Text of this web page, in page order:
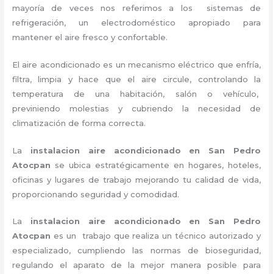
mayoría de veces nos referimos a los sistemas de
refrigeración, un electrodoméstico apropiado para
mantener el aire fresco y confortable.
El aire acondicionado es un mecanismo eléctrico que enfría,
filtra, limpia y hace que el aire circule, controlando la
temperatura de una habitación, salón o vehículo,
previniendo molestias y cubriendo la necesidad de
climatización de forma correcta.
La instalacion aire acondicionado en San Pedro
Atocpan se ubica estratégicamente en hogares, hoteles,
oficinas y lugares de trabajo mejorando tu calidad de vida,
proporcionando seguridad y comodidad.
La instalacion aire acondicionado en San Pedro
Atocpan es un
trabajo que realiza un técnico autorizado y
especializado, cumpliendo las normas de bioseguridad,
regulando el aparato de la mejor manera posible para